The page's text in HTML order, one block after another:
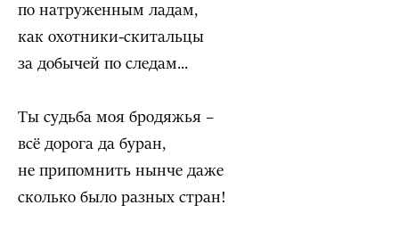
по натруженным ладам,
как охотники-скитальцы
за добычей по следам...
Ты судьба моя бродяжья –
всё дорога да буран,
не припомнить нынче даже
сколько было разных стран!